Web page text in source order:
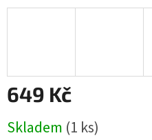
649 Kč
cena:
Skladem (1 ks)